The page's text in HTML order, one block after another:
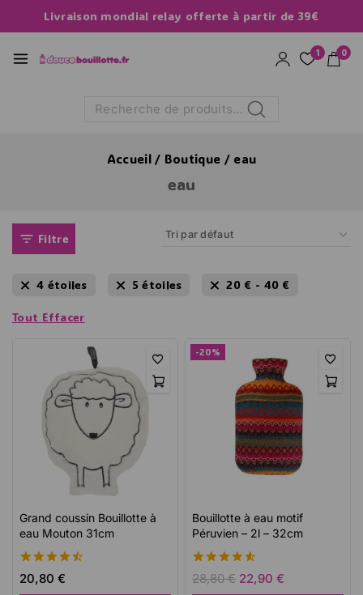
Livraison mondial relay offerte à partir de 39€
1 0
Recherche
Accueil / Boutique / eau
eau
Filtre
4 étoiles 5 étoiles 20 € - 40 €
Tout Effacer
Grand coussin Bouillotte à
eau Mouton 31cm
4.56
de 5
20,80 €
-20%
Bouillotte à eau motif
Péruvien – 2l – 32cm
4.66
de 5
28,80€ 22,90 €